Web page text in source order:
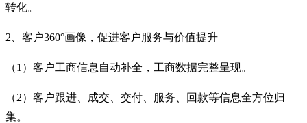
转化。
2、客户360°画像，促进客户服务与价值提升
（1）客户工商信息自动补全，工商数据完整呈现。
（2）客户跟进、成交、交付、服务、回款等信息全方位归
集。